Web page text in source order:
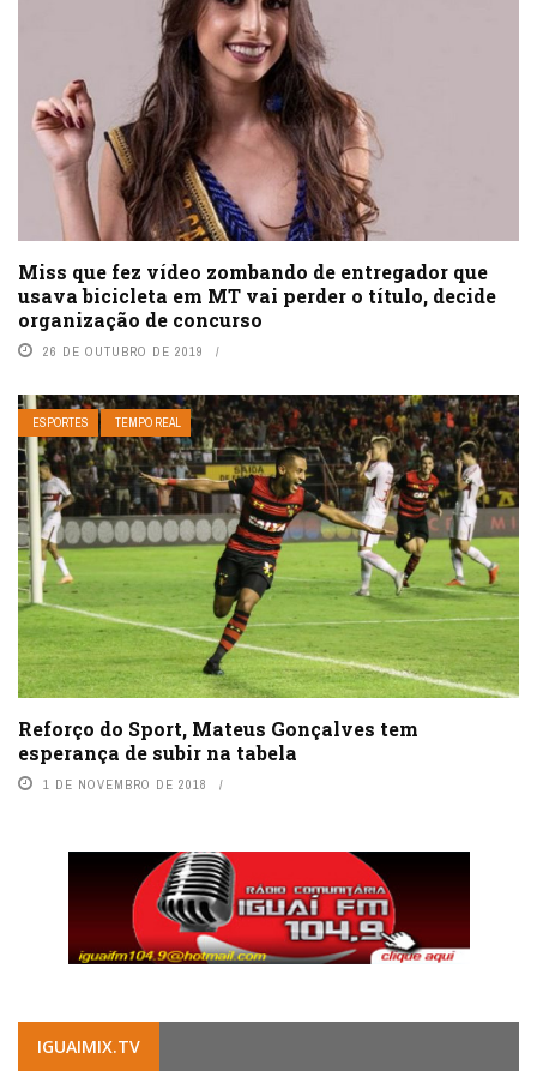
Miss que fez vídeo zombando de entregador que
usava bicicleta em MT vai perder o título, decide
organização de concurso
26 DE OUTUBRO DE 2019
ESPORTES TEMPO REAL
Reforço do Sport, Mateus Gonçalves tem
esperança de subir na tabela
1 DE NOVEMBRO DE 2018
IGUAIMIX.TV